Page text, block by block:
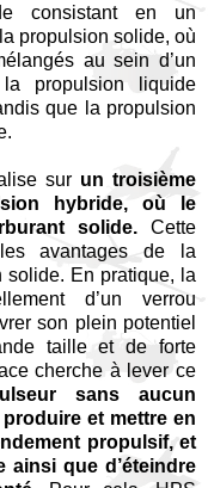
consistant en un
propulsion solide, où
au sein d’un
propulsion liquide
que la propulsion
sur un troisième
hybride, où le
solide.Cette
avantages de la
En pratique, la
d’un verrou
son plein potentiel
taille et de forte
cherche à lever ce
sans aucun
et mettre en
propulsif, et
ainsi que d’éteindre